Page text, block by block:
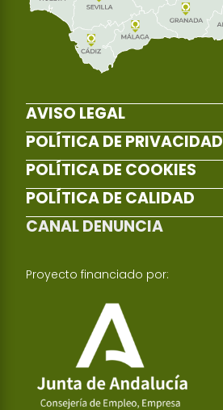
AVISO LEGAL
POLÍTICA DE PRIVACIDAD
POLÍTICA DE COOKIES
POLÍTICA DE CALIDAD
CANAL DENUNCIA
Proyecto financiado por: